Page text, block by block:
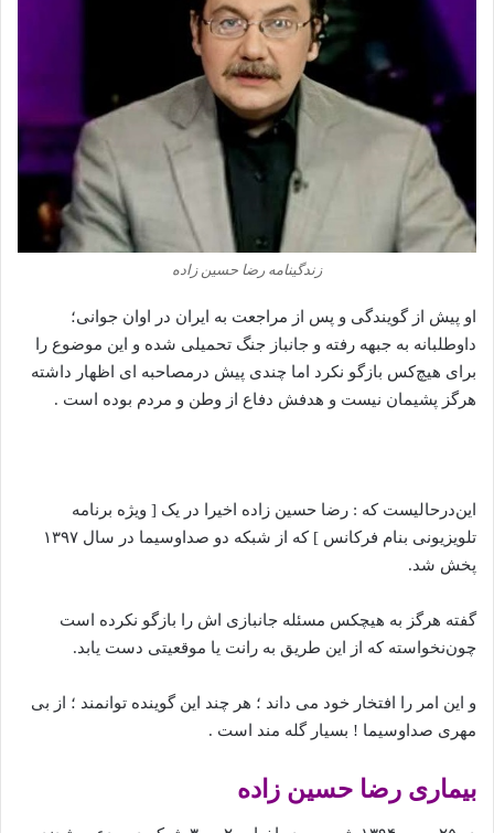
زندگینامه رضا حسین زاده‌
او پیش از گویندگی و پس از مراجعت به ایران در اوان جوانی؛
داوطلبانه به جبهه رفته و جانباز جنگ تحمیلی شده و این موضوع را
برای هیچ‌کس بازگو نکرد اما چندی پیش درمصاحبه ای اظهار داشته
هرگز پشیمان نیست و هدفش دفاع از وطن و مردم بوده است .
این‌درحالیست که : رضا حسین زاده اخیرا در یک [ ویژه برنامه
تلویزیونی بنام فرکانس ] که از شبکه دو صداوسیما در سال ۱۳۹۷
پخش شد.
گفته هرگز به هیچکس مسئله جانبازی اش را بازگو نکرده است
چون‌نخواسته که از این طریق به رانت یا موقعیتی دست یابد.
و این امر را افتخار خود می داند ؛ هر چند این گوینده توانمند ؛ از بی
مهری صداوسیما ! بسیار گله مند است .
بیماری رضا حسین زاده